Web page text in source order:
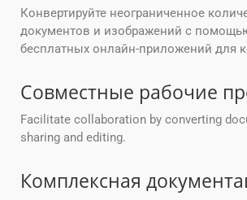
Конвертируйте неограниченное
документов и изображений с
бесплатных онлайн-приложений для
Совместные рабочие
Facilitate collaboration by converting
sharing and editing.
Комплексная